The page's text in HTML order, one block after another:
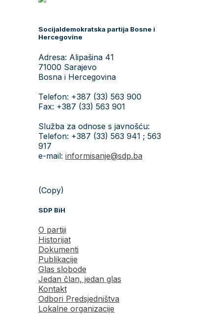
Socijaldemokratska partija Bosne i
Hercegovine
Adresa: Alipašina 41
71000 Sarajevo
Bosna i Hercegovina
Telefon: +387 (33) 563 900
Fax: +387 (33) 563 901
Služba za odnose s javnošću:
Telefon: +387 (33) 563 941 ; 563
917
e-mail: informisanje@sdp.ba
(Copy)
SDP BiH
O partiji
Historijat
Dokumenti
Publikacije
Glas slobode
Jedan član, jedan glas
Kontakt
Odbori Predsjedništva
Lokalne organizacije